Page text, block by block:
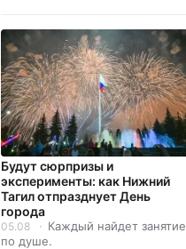
Будут сюрпризы и
эксперименты: как Нижний
Тагил отпразднует День
города
05.08
Каждый найдет занятие
по душе.